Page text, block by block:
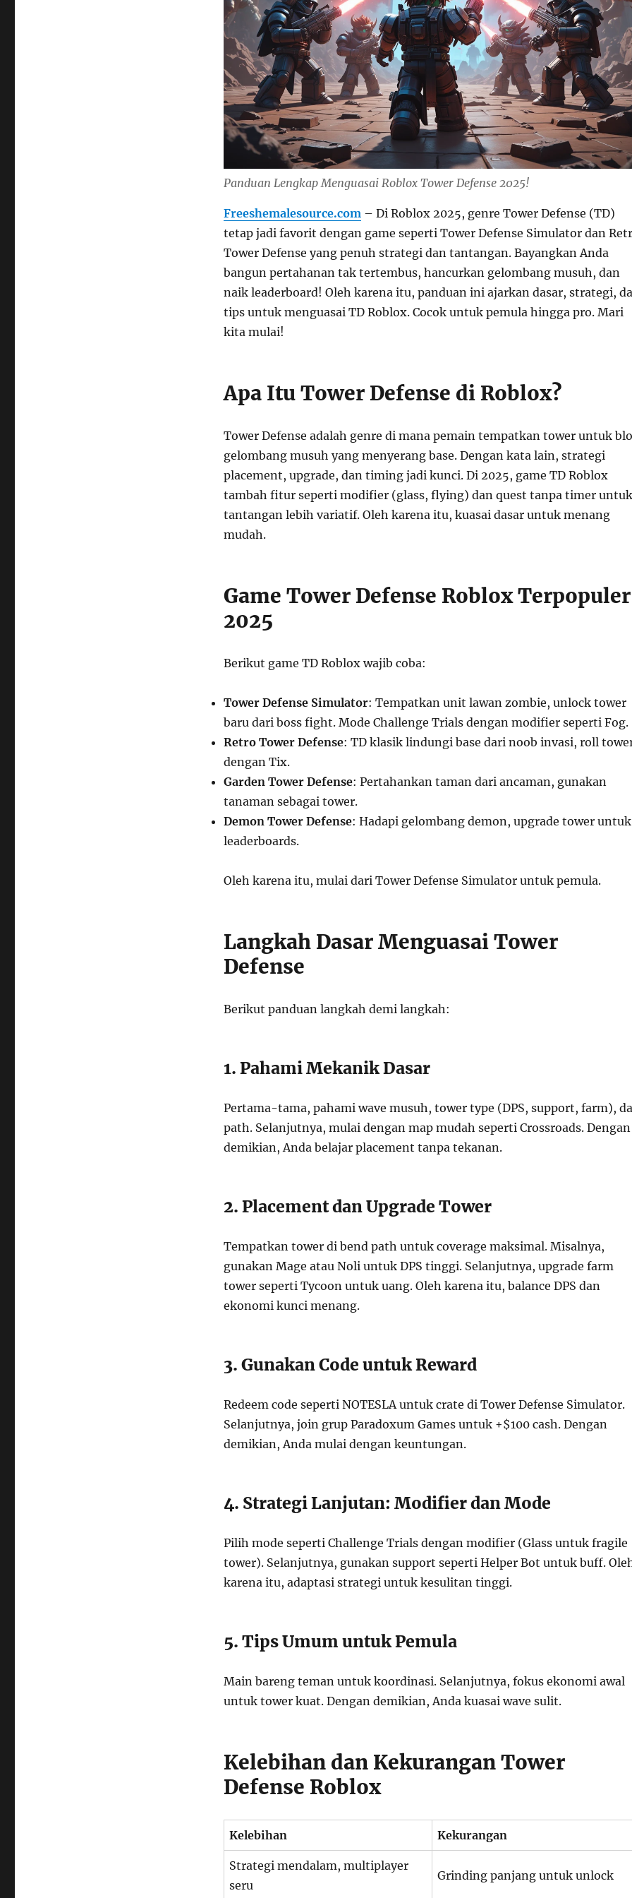
Panduan Lengkap Menguasai Roblox Tower Defense 2025!
Freeshemalesource.com– Di Roblox 2025, genre Tower Defense (TD)
tetap jadi favorit dengan game seperti Tower Defense Simulator dan
Tower Defense yang penuh strategi dan tantangan. Bayangkan Anda
bangun pertahanan tak tertembus, hancurkan gelombang musuh, dan
naik leaderboard! Oleh karena itu, panduan ini ajarkan dasar, strategi,
tips untuk menguasai TD Roblox. Cocok untuk pemula hingga pro. Mari
kita mulai!
Apa Itu Tower Defense di Roblox?
Tower Defense adalah genre di mana pemain tempatkan tower untuk
gelombang musuh yang menyerang base. Dengan kata lain, strategi
placement, upgrade, dan timing jadi kunci. Di 2025, game TD Roblox
tambah fitur seperti modifier (glass, flying) dan quest tanpa timer untuk
tantangan lebih variatif. Oleh karena itu, kuasai dasar untuk menang
mudah.
Game Tower Defense Roblox Terpopuler
2025
Berikut game TD Roblox wajib coba:
Tower Defense Simulator: Tempatkan unit lawan zombie, unlock tower
baru dari boss fight. Mode Challenge Trials dengan modifier seperti Fog.
Retro Tower Defense: TD klasik lindungi base dari noob invasi, roll
dengan Tix.
Garden Tower Defense: Pertahankan taman dari ancaman, gunakan
tanaman sebagai tower.
Demon Tower Defense: Hadapi gelombang demon, upgrade tower untuk
leaderboards.
Oleh karena itu, mulai dari Tower Defense Simulator untuk pemula.
Langkah Dasar Menguasai Tower
Defense
Berikut panduan langkah demi langkah:
1. Pahami Mekanik Dasar
Pertama-tama, pahami wave musuh, tower type (DPS, support, farm),
path. Selanjutnya, mulai dengan map mudah seperti Crossroads. Dengan
demikian, Anda belajar placement tanpa tekanan.
2. Placement dan Upgrade Tower
Tempatkan tower di bend path untuk coverage maksimal. Misalnya,
gunakan Mage atau Noli untuk DPS tinggi. Selanjutnya, upgrade farm
tower seperti Tycoon untuk uang. Oleh karena itu, balance DPS dan
ekonomi kunci menang.
3. Gunakan Code untuk Reward
Redeem code seperti NOTESLA untuk crate di Tower Defense Simulator.
Selanjutnya, join grup Paradoxum Games untuk +$100 cash. Dengan
demikian, Anda mulai dengan keuntungan.
4. Strategi Lanjutan: Modifier dan Mode
Pilih mode seperti Challenge Trials dengan modifier (Glass untuk fragile
tower). Selanjutnya, gunakan support seperti Helper Bot untuk buff.
karena itu, adaptasi strategi untuk kesulitan tinggi.
5. Tips Umum untuk Pemula
Main bareng teman untuk koordinasi. Selanjutnya, fokus ekonomi awal
untuk tower kuat. Dengan demikian, Anda kuasai wave sulit.
Kelebihan dan Kekurangan Tower
Defense Roblox
Kelebihan Kekurangan
Strategi mendalam, multiplayer
seru
Grinding panjang untuk unlock